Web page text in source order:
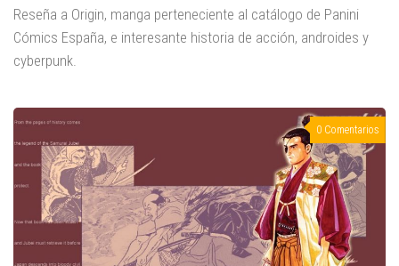
Reseña a Origin, manga perteneciente al catálogo de Panini
Cómics España, e interesante historia de acción, androides y
cyberpunk.
0 Comentarios